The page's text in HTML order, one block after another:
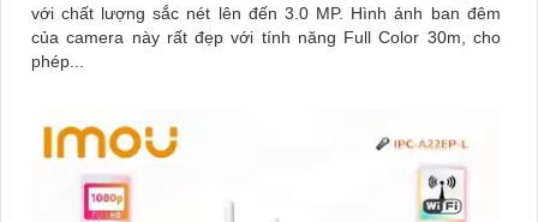
với chất lượng sắc nét lên đến 3.0 MP. Hình ảnh ban đêm
của camera này rất đẹp với tính năng Full Color 30m, cho
phép...